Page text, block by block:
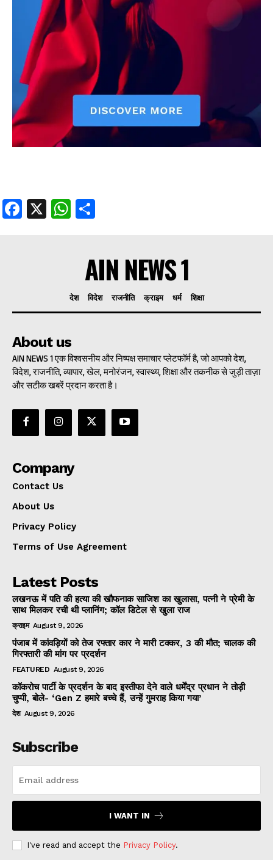
Facebook
X WhatsApp
Share
Facebook
X WhatsApp
AIN NEWS 1
देश विदेश राजनीति क्राइम धर्म शिक्षा
About us
AIN NEWS 1 एक विश्वसनीय और निष्पक्ष समाचार प्लेटफॉर्म है, जो आपको देश,
विदेश, राजनीति, व्यापार, खेल, मनोरंजन, स्वास्थ्य, शिक्षा और तकनीक से जुड़ी ताज़ा
और सटीक खबरें प्रदान करता है।
Company
Contact Us
About Us
Privacy Policy
Terms of Use Agreement
Latest Posts
लखनऊ में पति की हत्या की खौफनाक साजिश का खुलासा, पत्नी ने प्रेमी के
साथ मिलकर रची थी प्लानिंग; कॉल डिटेल से खुला राज
क्राइम August 9, 2026
पंजाब में कांवड़ियों को तेज रफ्तार कार ने मारी टक्कर, 3 की मौत; चालक की
गिरफ्तारी की मांग पर प्रदर्शन
FEATURED August 9, 2026
कॉकरोच पार्टी के प्रदर्शन के बाद इस्तीफा देने वाले धर्मेंद्र प्रधान ने तोड़ी
चुप्पी, बोले- ‘Gen Z हमारे बच्चे हैं, उन्हें गुमराह किया गया’
देश August 9, 2026
Subscribe
I WANT IN
I've read and accept the Privacy Policy.